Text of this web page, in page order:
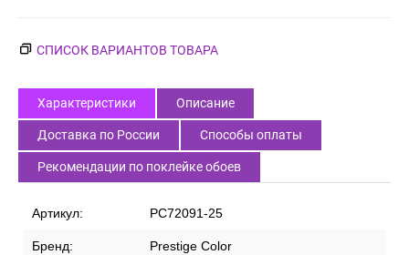
СПИСОК ВАРИАНТОВ ТОВАРА
Характеристики Описание
Доставка по России Способы оплаты
Рекомендации по поклейке обоев
Артикул: PC72091-25
Бренд: Prestige Color